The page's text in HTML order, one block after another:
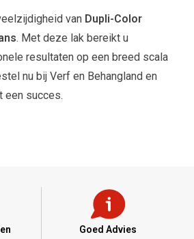
van Dupli-Color
. Met deze lak bereikt u
resultaten op een breed scala
nu bij Verf en Behangland en
een succes.
Goed Advies